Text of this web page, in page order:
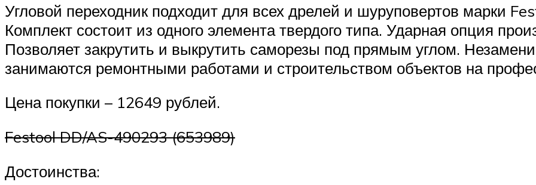
Угловой переходник подходит для всех дрелей и шуруповертов марки
Комплект состоит из одного элемента твердого типа. Ударная опция
Позволяет закрутить и выкрутить саморезы под прямым углом.
занимаются ремонтными работами и строительством объектов на
Цена покупки – 12649 рублей.
Festool DD/AS-490293 (653989)
Достоинства: